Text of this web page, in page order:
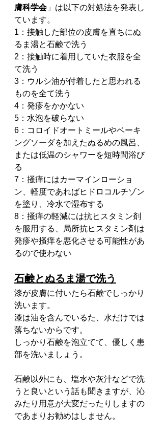
膚科学会」は以下の対処法を発表し
ています。
1：接触した部位の皮膚を直ちにぬ
るま湯と石鹸で洗う
2：接触時に着用していた衣服を全
て洗う
3：ウルシ油が付着したと思われる
ものを全て洗う
4：発疹をかかない
5：水泡を破らない
6：コロイドオートミールやベーキ
ングソーダを加えたぬるめの風呂、
または低温のシャワーを短時間浴び
る
7：掻痒にはカーマインローショ
ン、軽度であればヒドロコルチゾン
を塗り、冷水で湿布する
8：掻痒の軽減には抗ヒスタミン剤
を服用する、局所抗ヒスタミン剤は
発疹や掻痒を悪化させる可能性があ
るので使わない
石鹸とぬるま湯で洗う
漆が皮膚に付いたら石鹸でしっかり
洗います。
漆は油を含んでいるた、水だけでは
落ちないからです。
しっかり石鹸を泡立てて、優しく患
部を洗いましょう。
石鹸以外にも、塩水や灰汁などで洗
うと良いという話も聞きますが、沁
みたり用意が大変だったりしますの
であまりお勧めはしません。